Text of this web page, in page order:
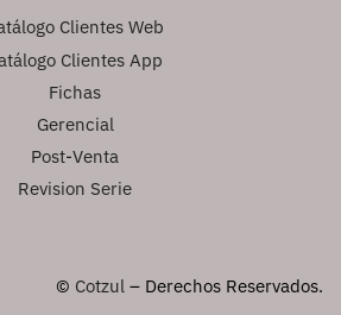
Clientes Web
Clientes App
Fichas
Gerencial
Post-Venta
Revision Serie
© Cotzul – Derechos Reservados.